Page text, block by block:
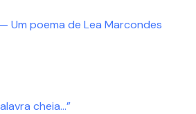
Um poema de Lea Marcondes
cheia…”